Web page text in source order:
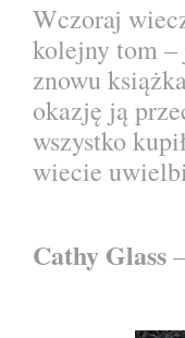
Wczoraj
kolejny tom
znowu
okazję ją
wszystko
wiecie
Cathy Glass–